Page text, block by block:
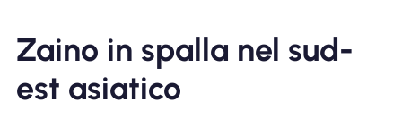
Zaino in spalla nel sud-
est asiatico